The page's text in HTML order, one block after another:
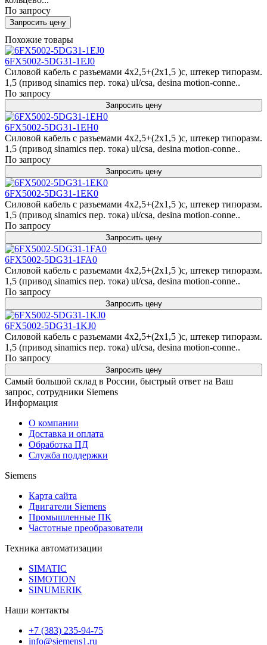
По запросу
Запросить цену
Похожие товары
6FX5002-5DG31-1EJ0
Силовой кабель с разъемами 4x2,5+(2x1,5 )c, штекер типоразм.
1,5 (привод sinamics пер. тока) ul/csa, desina motion-conne..
По запросу
Запросить цену
6FX5002-5DG31-1EH0
Силовой кабель с разъемами 4x2,5+(2x1,5 )c, штекер типоразм.
1,5 (привод sinamics пер. тока) ul/csa, desina motion-conne..
По запросу
Запросить цену
6FX5002-5DG31-1EK0
Силовой кабель с разъемами 4x2,5+(2x1,5 )c, штекер типоразм.
1,5 (привод sinamics пер. тока) ul/csa, desina motion-conne..
По запросу
Запросить цену
6FX5002-5DG31-1FA0
Силовой кабель с разъемами 4x2,5+(2x1,5 )c, штекер типоразм.
1,5 (привод sinamics пер. тока) ul/csa, desina motion-conne..
По запросу
Запросить цену
6FX5002-5DG31-1KJ0
Силовой кабель с разъемами 4x2,5+(2x1,5 )c, штекер типоразм.
1,5 (привод sinamics пер. тока) ul/csa, desina motion-conne..
По запросу
Запросить цену
Самый большой склад в России, быстрый ответ на Ваш
запрос, сотрудники Siemens
Информация
О компании
Доставка и оплата
Обработка ПД
Служба поддержки
Siemens
Карта сайта
Двигатели Siemens
Промышленные ПК
Частотные преобразователи
Техника автоматизации
SIMATIC
SIMOTION
SINUMERIK
Наши контакты
+7 (383) 235-94-75
info@siemens1.ru